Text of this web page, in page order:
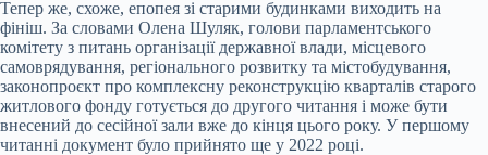
Тепер же, схоже, епопея зі старими будинками виходить на
фініш. За словами Олена Шуляк, голови парламентського
комітету з питань організації державної влади, місцевого
самоврядування, регіонального розвитку та містобудування,
законопроєкт про комплексну реконструкцію кварталів старого
житлового фонду готується до другого читання і може бути
внесений до сесійної зали вже до кінця цього року. У першому
читанні документ було прийнято ще у 2022 році.